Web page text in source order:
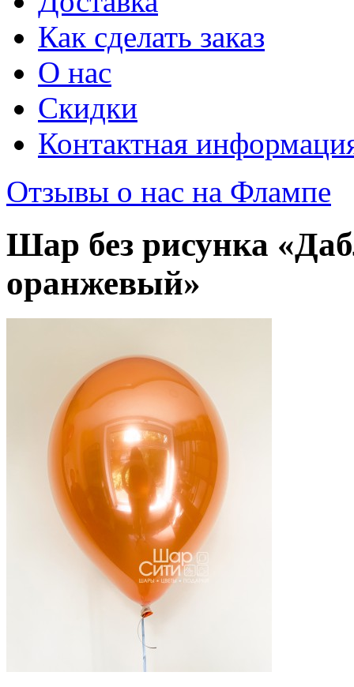
Как сделать заказ
О нас
Скидки
Контактная
Отзывы о нас на Флампе
Шар без рисунка
оранжевый»